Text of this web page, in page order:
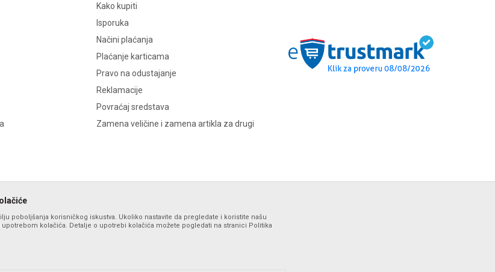
Kako kupiti
Isporuka
Načini plaćanja
Plaćanje karticama
Pravo na odustajanje
Reklamacije
Povraćaj sredstava
Zamena veličine i zamena artikla za drugi
poboljšanja korisničkog iskustva. Ukoliko nastavite da pregledate i koristite našu
kolačića. Detalje o upotrebi kolačića možete pogledati na stranici Politika